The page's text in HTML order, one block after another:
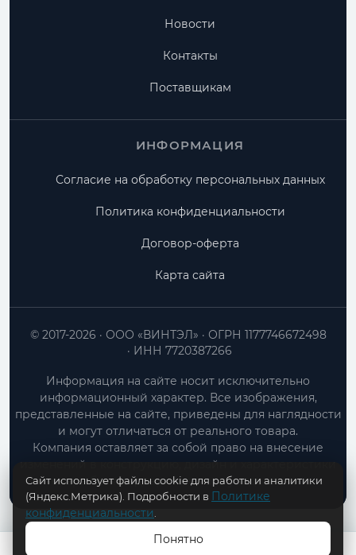
Новости
Контакты
Поставщикам
ИНФОРМАЦИЯ
Согласие на обработку персональных данных
Политика конфиденциальности
Договор-оферта
Карта сайта
ООО «ВИНТЭЛ»
ОГРН 1177746672498
ИНН 7720387266
© 2017-2026
Информация на сайте носит исключительно
информационный характер. Все изображения,
представленные на сайте, приведены для наглядности
и могут отличаться от реального товара.
Компания оставляет за собой право на внесение
изменений в конструкцию, дизайн и характеристики
товара без предварительного уведомления.
Сайт использует файлы cookie для работы и аналитики
(Яндекс.Метрика). Подробности в Политике
конфиденциальности
Понятно